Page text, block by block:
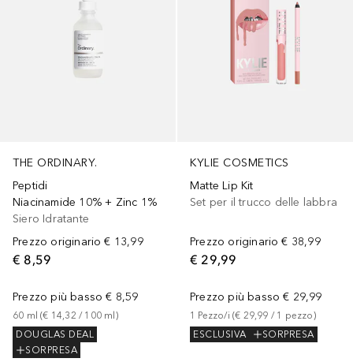
THE ORDINARY.
Peptidi
Niacinamide 10% + Zinc 1%
Siero Idratante
Prezzo originario € 13,99
€ 8,59
Prezzo più basso € 8,59
60 ml (€ 14,32 / 100 ml)
DOUGLAS DEAL
SORPRESA
KYLIE COSMETICS
Matte Lip Kit
Set per il trucco delle labbra
Prezzo originario € 38,99
€ 29,99
Prezzo più basso € 29,99
1 Pezzo/i (€ 29,99 / 1 pezzo)
ESCLUSIVA
SORPRESA